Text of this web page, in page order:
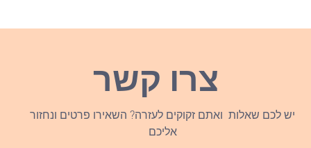
צרו קשר
יש לכם שאלות ואתם זקוקים לעזרה? השאירו פרטים ונחזור
אליכם